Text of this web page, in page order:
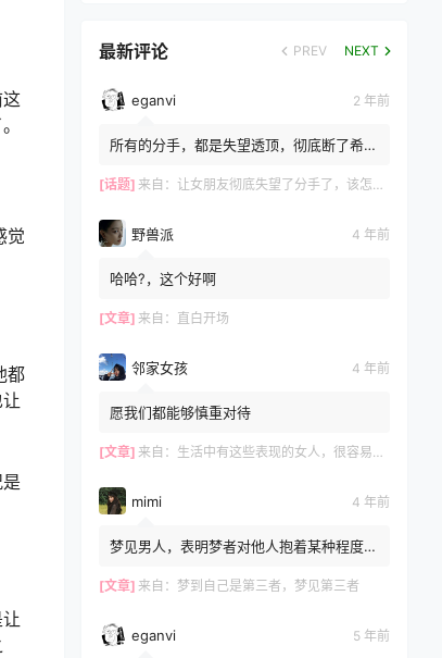
觉
都
最新评论 PREV NEXT
eganvi 2 年前
所有的分手，都是失望透顶，彻底断了希
望的过程。 ?女生嘴上说...
[话题] 来自： 让女朋友彻底失望了分手了，该怎么挽回？
野兽派 4 年前
哈哈?，这个好啊
[文章] 来自： 直白开场
邻家女孩 4 年前
愿我们都能够慎重对待
[文章] 来自： 生活中有这些表现的女人，很容易和别人发生关系，再漂亮也别娶
mimi 4 年前
梦见男人，表明梦者对他人抱着某种程度的
[文章] 来自： 梦到自己是第三者，梦见第三者
eganvi 5 年前